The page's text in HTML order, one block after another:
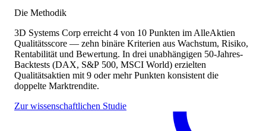
Die Methodik
3D Systems Corp erreicht 4 von 10 Punkten im AlleAktien
Qualitätsscore — zehn binäre Kriterien aus Wachstum, Risiko,
Rentabilität und Bewertung. In drei unabhängigen 50-Jahres-
Backtests (DAX, S&P 500, MSCI World) erzielten
Qualitätsaktien mit 9 oder mehr Punkten konsistent die
doppelte Marktrendite.
Zur wissenschaftlichen Studie